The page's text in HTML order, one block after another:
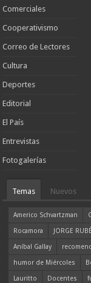
Comerciales
Cooperativismo
Correo de Lectores
Cultura
Deportes
Editorial
El País
Entrevistas
Fotogalerías
Temas Nuevos
Americo Schvartzman
Rocamora
JORGE
Aníbal Gallay
humor de Miércoles
Lauritto
Docentes